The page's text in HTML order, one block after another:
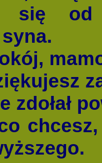
się
zdołał
chcesz,